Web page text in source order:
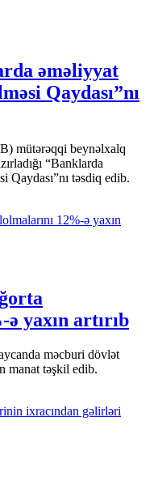
əməliyyat
Qaydası”nı
mütərəqqi beynəlxalq
“Banklarda
təsdiq edib.
yaxın artırıb
məcburi dövlət
manat təşkil edib.